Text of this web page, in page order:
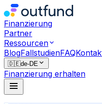
Finanzierung
Partner
Ressourcen
BlogFallstudienFAQ
🇩🇪de-DE
Finanzierung erhalten